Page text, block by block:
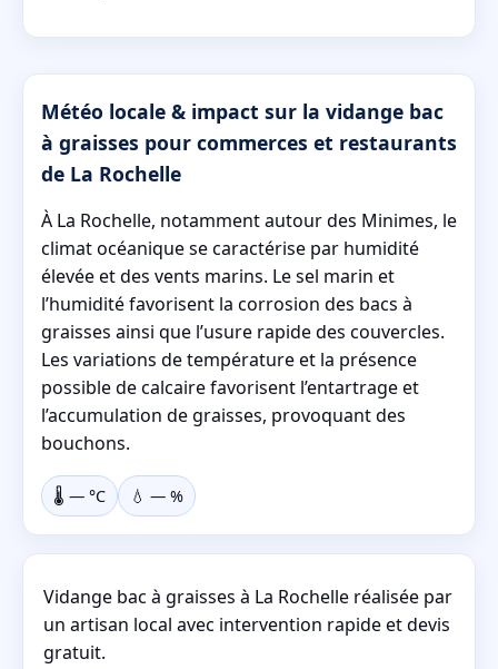
Météo locale & impact sur la vidange bac
à graisses pour commerces et restaurants
de La Rochelle
À La Rochelle, notamment autour des Minimes, le
climat océanique se caractérise par humidité
élevée et des vents marins. Le sel marin et
l’humidité favorisent la corrosion des bacs à
graisses ainsi que l’usure rapide des couvercles.
Les variations de température et la présence
possible de calcaire favorisent l’entartrage et
l’accumulation de graisses, provoquant des
bouchons.
🌡️ — °C 💧 — %
Vidange bac à graisses à La Rochelle réalisée par
un artisan local avec intervention rapide et devis
gratuit.